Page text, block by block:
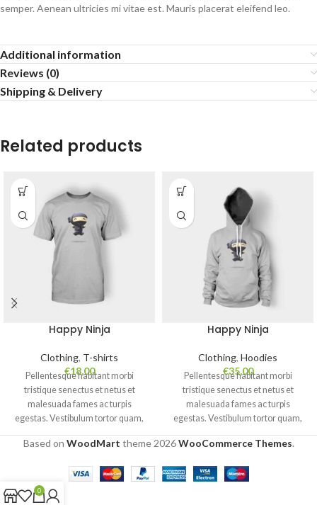
semper. Aenean ultricies mi vitae est. Mauris placerat eleifend leo.
Additional information
Reviews (0)
Shipping & Delivery
Related products
Happy Ninja
Clothing, T-shirts
€18,00
Pellentesque habitant morbi
tristique senectus et netus et
malesuada fames ac turpis
egestas. Vestibulum tortor quam,
feugiat vitae, ultricies eget, tempor
sit amet, ante. Donec eu libero sit
Aenean ultricies mi vitae est.
Mauris placerat eleifend leo.
Happy Ninja
Clothing, Hoodies
€35,00
Pellentesque habitant morbi
tristique senectus et netus et
malesuada fames ac turpis
egestas. Vestibulum tortor quam,
feugiat vitae, ultricies eget, tempor
sit amet, ante. Donec eu libero sit
Aenean ultricies mi vitae est.
Based on WoodMart theme2026WooCommerce Themes.
0